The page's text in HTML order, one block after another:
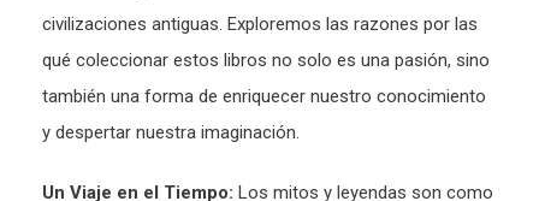
civilizaciones antiguas. Exploremos las razones por las
qué coleccionar estos libros no solo es una pasión, sino
también una forma de enriquecer nuestro conocimiento
y despertar nuestra imaginación.
Un Viaje en el Tiempo: Los mitos y leyendas son como